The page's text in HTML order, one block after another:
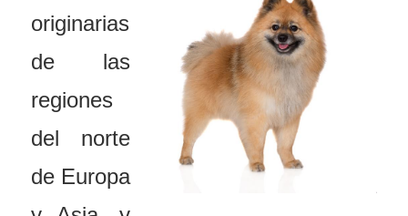
originarias
de las
regiones
del norte
de Europa